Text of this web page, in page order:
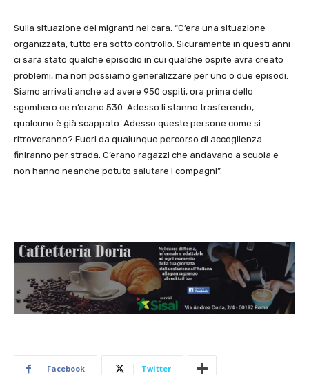
Sulla situazione dei migranti nel cara. “C’era una situazione
organizzata, tutto era sotto controllo. Sicuramente in questi anni
ci sarà stato qualche episodio in cui qualche ospite avrà creato
problemi, ma non possiamo generalizzare per uno o due episodi.
Siamo arrivati anche ad avere 950 ospiti, ora prima dello
sgombero ce n’erano 530. Adesso li stanno trasferendo,
qualcuno è già scappato. Adesso queste persone come si
ritroveranno? Fuori da qualunque percorso di accoglienza
finiranno per strada. C’erano ragazzi che andavano a scuola e
non hanno neanche potuto salutare i compagni”.
Facebook Twitter